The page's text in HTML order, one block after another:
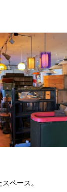
ペース。